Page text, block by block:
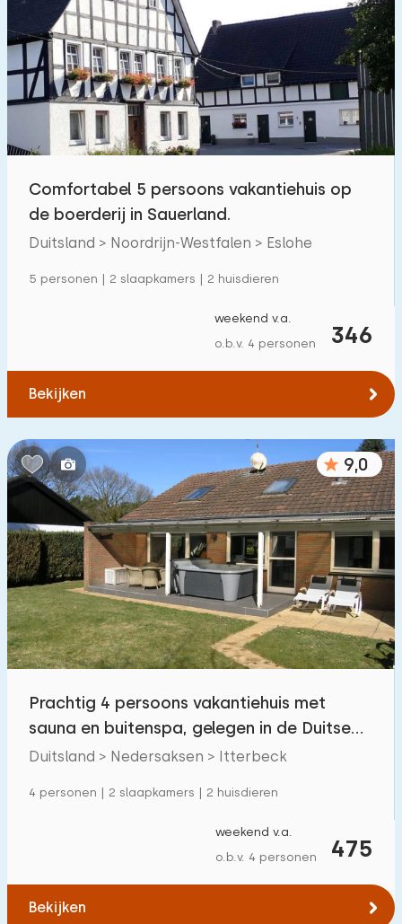
Binnenzwembad 0
Buitenzwembad 0
Kinderanimatie 19
Kinderfaciliteiten op park 20
Toegankelijkheid
Comfortabel 5 persoons vakantiehuis op
de boerderij in Sauerland.
Duitsland > Noordrijn-Westfalen > Eslohe
5 personen | 2 slaapkamers | 2 huisdieren
346
weekend v.a.
o.b.v. 4 personen
Bekijken
9,0
Prachtig 4 persoons vakantiehuis met
sauna en buitenspa, gelegen in de Duitse
natuur
Duitsland > Nedersaksen > Itterbeck
4 personen | 2 slaapkamers | 2 huisdieren
475
weekend v.a.
o.b.v. 4 personen
Bekijken